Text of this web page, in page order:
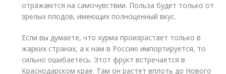
отражаются на самочувствии. Польза будет только от
зрелых плодов, имеющих полноценный вкус.
Если вы думаете, что хурма произрастает только в
жарких странах, а к нам в Россию импортируется, то
сильно ошибаетесь. Этот фрукт встречается в
Краснодарском крае. Там он растет вплоть до Нового